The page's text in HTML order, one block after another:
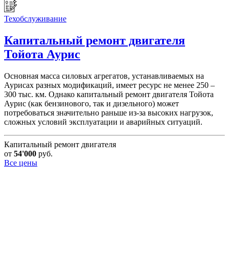
Техобслуживание
Капитальный ремонт двигателя
Тойота Аурис
Основная масса силовых агрегатов, устанавливаемых на
Аурисах разных модификаций, имеет ресурс не менее 250 –
300 тыс. км. Однако капитальный ремонт двигателя Тойота
Аурис (как бензинового, так и дизельного) может
потребоваться значительно раньше из-за высоких нагрузок,
сложных условий эксплуатации и аварийных ситуаций.
Капитальный ремонт двигателя
от 54'000 руб.
Все цены